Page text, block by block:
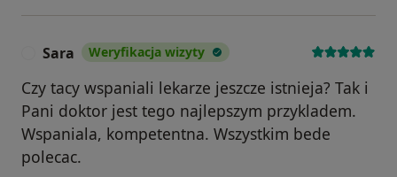
Sara Weryfikacja wizyty
Czy tacy wspaniali lekarze jeszcze istnieja? Tak i
Pani doktor jest tego najlepszym przykladem.
Wspaniala, kompetentna. Wszystkim bede
polecac.